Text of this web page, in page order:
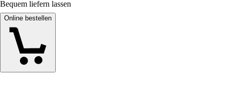
Bequem liefern lassen
Online bestellen